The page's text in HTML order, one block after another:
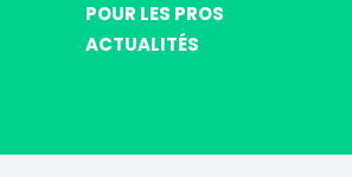
POUR LES PROS
ACTUALITÉS